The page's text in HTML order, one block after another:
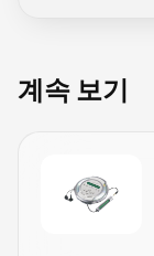
계속 보기